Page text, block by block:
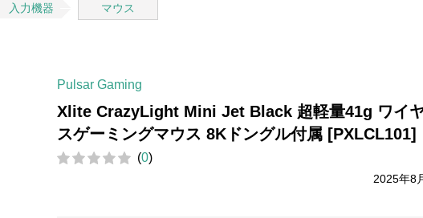
入力機器 マウス
Pulsar Gaming
Xlite CrazyLight Mini Jet Black 超軽量41g ワイ
スゲーミングマウス 8Kドングル付属 [PXLCL101]
(0)
2025年8